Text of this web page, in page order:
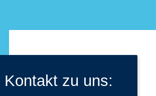
Kontakt zu uns: